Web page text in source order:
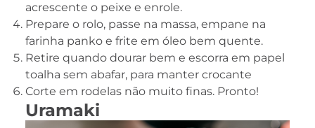
acrescente o peixe e enrole.
Prepare o rolo, passe na massa, empane na
farinha panko e frite em óleo bem quente.
Retire quando dourar bem e escorra em papel
toalha sem abafar, para manter crocante
Corte em rodelas não muito finas. Pronto!
Uramaki